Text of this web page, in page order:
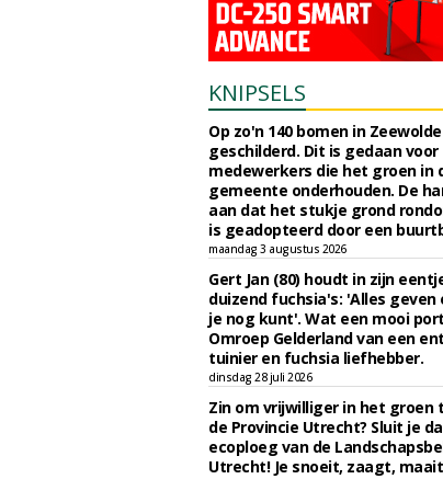
KNIPSELS
Op zo'n 140 bomen in
geschilderd. Dit is gedaan voor
medewerkers die het groen in
gemeente onderhouden. De
aan dat het stukje grond
is geadopteerd door een
maandag 3 augustus 2026
Gert Jan (80) houdt in zijn
duizend fuchsia's: 'Alles geven
je nog kunt'. Wat een mooi
Omroep Gelderland van een
tuinier en fuchsia liefhebber.
dinsdag 28 juli 2026
Zin om vrijwilliger in het groen
de Provincie Utrecht? Sluit je
ecoploeg van de
Utrecht! Je snoeit, zaagt,